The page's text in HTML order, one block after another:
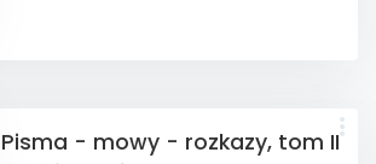
Pisma - mowy - rozkazy, tom II